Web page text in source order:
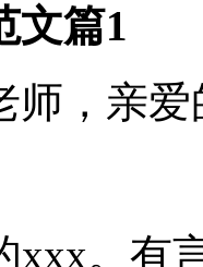
文篇1
师，亲
xxx。有